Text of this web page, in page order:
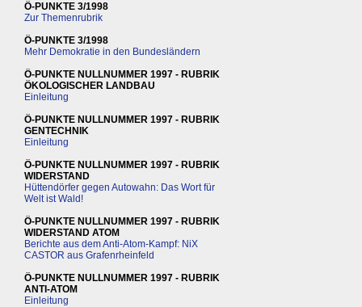
Ö-PUNKTE 3/1998
Zur Themenrubrik
Ö-PUNKTE 3/1998
Mehr Demokratie in den Bundesländern
Ö-PUNKTE NULLNUMMER 1997 - RUBRIK
ÖKOLOGISCHER LANDBAU
Einleitung
Ö-PUNKTE NULLNUMMER 1997 - RUBRIK
GENTECHNIK
Einleitung
Ö-PUNKTE NULLNUMMER 1997 - RUBRIK
WIDERSTAND
Hüttendörfer gegen Autowahn: Das Wort für
Welt ist Wald!
Ö-PUNKTE NULLNUMMER 1997 - RUBRIK
WIDERSTAND ATOM
Berichte aus dem Anti-Atom-Kampf: NiX
CASTOR aus Grafenrheinfeld
Ö-PUNKTE NULLNUMMER 1997 - RUBRIK
ANTI-ATOM
Einleitung